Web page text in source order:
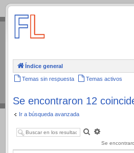
.
Índice general
Temas sin respuesta Temas activos
Se encontraron 12
Ir a búsqueda avanzada
Buscar
Se